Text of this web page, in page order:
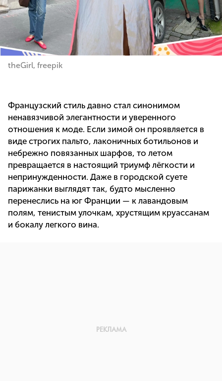
theGirl, freepik
Французский стиль давно стал синонимом
ненавязчивой элегантности и уверенного
отношения к моде. Если зимой он проявляется в
виде строгих пальто, лаконичных ботильонов и
небрежно повязанных шарфов, то летом
превращается в настоящий триумф лёгкости и
непринужденности. Даже в городской суете
парижанки выглядят так, будто мысленно
перенеслись на юг Франции — к лавандовым
полям, тенистым улочкам, хрустящим круассанам
и бокалу легкого вина.